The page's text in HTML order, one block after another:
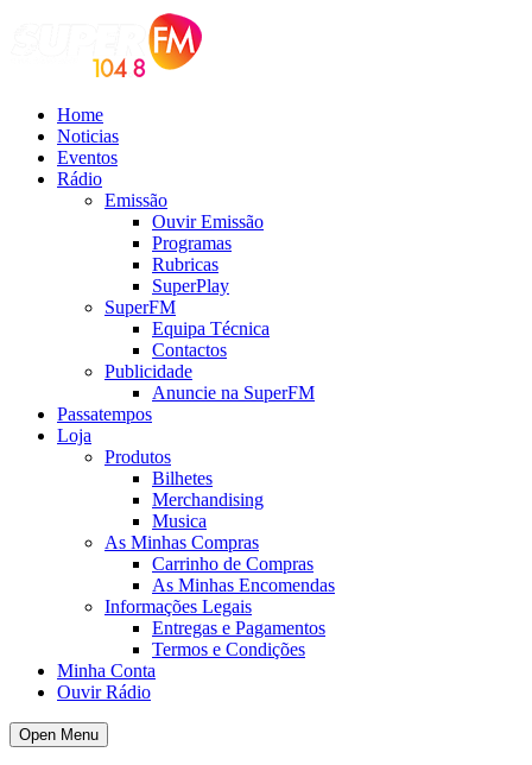
Home
Noticias
Eventos
Rádio
Emissão
Ouvir Emissão
Programas
Rubricas
SuperPlay
SuperFM
Equipa Técnica
Contactos
Publicidade
Anuncie na SuperFM
Passatempos
Loja
Produtos
Bilhetes
Merchandising
Musica
As Minhas Compras
Carrinho de Compras
As Minhas Encomendas
Informações Legais
Entregas e Pagamentos
Termos e Condições
Minha Conta
Ouvir Rádio
Open Menu